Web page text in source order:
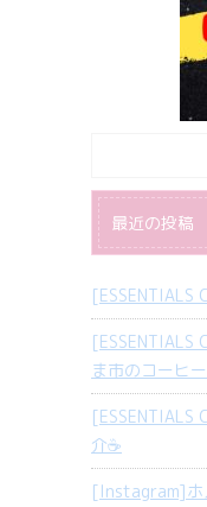
最近の投稿
[ESSENTIALS
[ESSENTIALS
ま市のコーヒ
[ESSENTIALS
介☕️
[Instagram]ホ